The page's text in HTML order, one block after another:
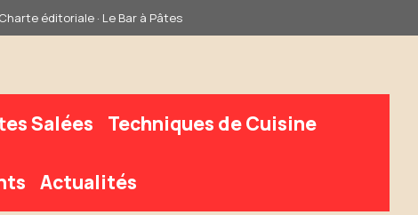
Charte éditoriale · Le Bar à Pâtes
Salées Techniques de Cuisine
Actualités